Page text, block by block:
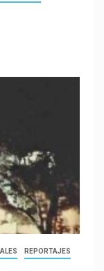
REPORTAJES